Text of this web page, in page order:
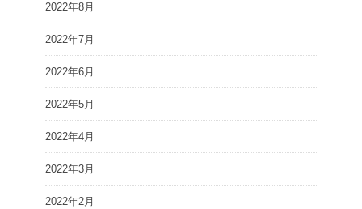
2022年8月
2022年7月
2022年6月
2022年5月
2022年4月
2022年3月
2022年2月